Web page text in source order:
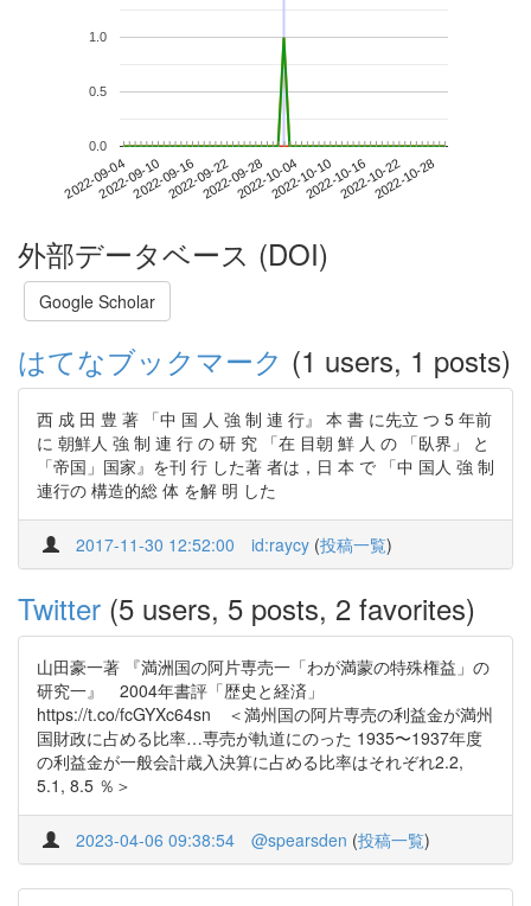
2022-09-042022-09-102022-09-162022-09-222022-09-282022-10-042022-10-102022-10-162022-10-222022-10-28
0.0
0.5
1.0
外部データベース (DOI)
Google Scholar
はてなブックマーク (1 users, 1 posts)
西 成 田 豊 著 「中 国 人 強 制 連 行』 本 書 に先立 つ 5 年前
に 朝鮮人 強 制 連 行 の 研 究 「在 目朝 鮮 人 の 「臥界」 と
「帝国」国家』を刊 行 した著 者は，日 本 で 「中 国人 強 制
連行の 構造的総 体 を解 明 した
2017-11-30 12:52:00 id:raycy (投稿一覧)
Twitter (5 users, 5 posts, 2 favorites)
山田豪一著 『満洲国の阿片専売一「わが満蒙の特殊権益」の
研究一』 2004年書評「歴史と経済」
https://t.co/fcGYXc64sn ＜満州国の阿片専売の利益金が満州
国財政に占める比率…専売が軌道にのった 1935〜1937年度
の利益金が一般会計歳入決算に占める比率はそれぞれ2.2,
5.1, 8.5 ％＞
2023-04-06 09:38:54 @spearsden (投稿一覧)